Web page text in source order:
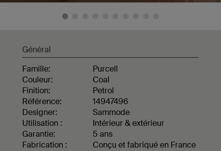
Général
Famille:
Purcell
Couleur:
Coal
Finition:
Petrol
Référence:
14947496
Designer:
Sammode
Utilisation :
Intérieur & extérieur
Garantie:
5 ans
Fabrication :
Conçu et fabriqué en France